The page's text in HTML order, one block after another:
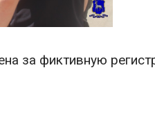
за фиктивную